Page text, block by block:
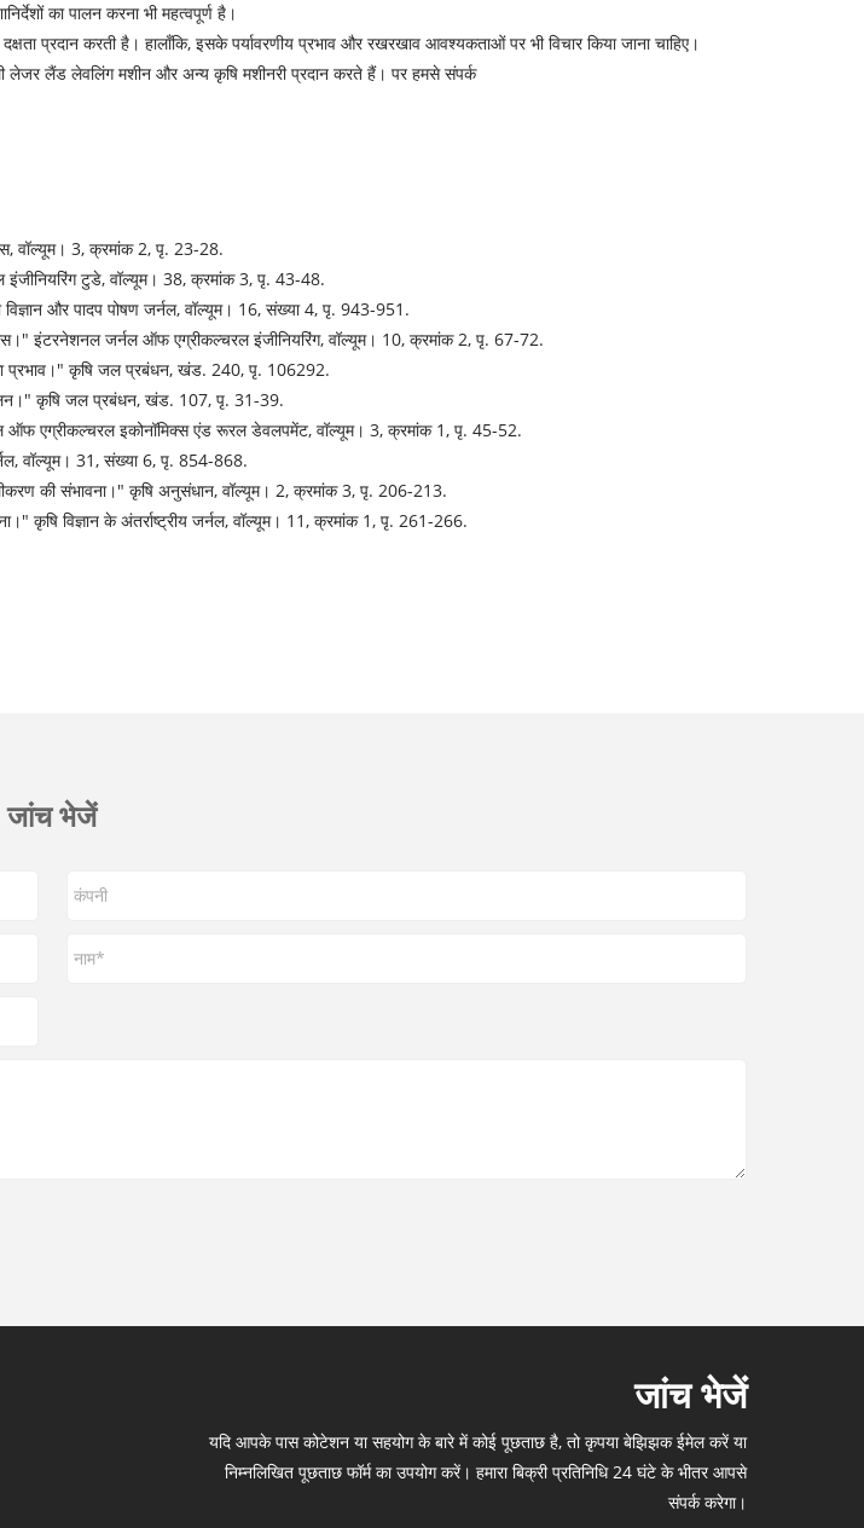
का पालन करना भी महत्वपूर्ण है।
प्रदान करती है। हालाँकि, इसके पर्यावरणीय प्रभाव और रखरखाव आवश्यकताओं पर भी विचार किया जाना चाहिए।
लेजर लैंड लेवलिंग मशीन और अन्य कृषि मशीनरी प्रदान करते हैं। पर हमसे संपर्क
वॉल्यूम। 3, क्रमांक 2, पृ. 23-28.
टुडे, वॉल्यूम। 38, क्रमांक 3, पृ. 43-48.
और पादप पोषण जर्नल, वॉल्यूम। 16, संख्या 4, पृ. 943-951.
इंटरनेशनल जर्नल ऑफ एग्रीकल्चरल इंजीनियरिंग, वॉल्यूम। 10, क्रमांक 2, पृ. 67-72.
प्रभाव।" कृषि जल प्रबंधन, खंड. 240, पृ. 106292.
कृषि जल प्रबंधन, खंड. 107, पृ. 31-39.
एग्रीकल्चरल इकोनॉमिक्स एंड रूरल डेवलपमेंट, वॉल्यूम। 3, क्रमांक 1, पृ. 45-52.
वॉल्यूम। 31, संख्या 6, पृ. 854-868.
की संभावना।" कृषि अनुसंधान, वॉल्यूम। 2, क्रमांक 3, पृ. 206-213.
विज्ञान के अंतर्राष्ट्रीय जर्नल, वॉल्यूम। 11, क्रमांक 1, पृ. 261-266.
जांच भेजें
जांच भेजें
यदि आपके पास कोटेशन या सहयोग के बारे में कोई पूछताछ है, तो कृपया बेझिझक ईमेल करें या
निम्नलिखित पूछताछ फॉर्म का उपयोग करें। हमारा बिक्री प्रतिनिधि 24 घंटे के भीतर आपसे
संपर्क करेगा।